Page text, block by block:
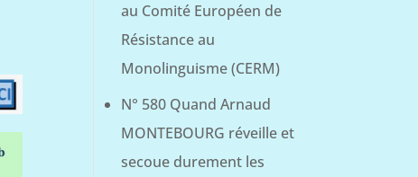
au Comité Européen de
Résistance au
Monolinguisme (CERM)
N° 580 Quand Arnaud
MONTEBOURG réveille et
secoue durement les